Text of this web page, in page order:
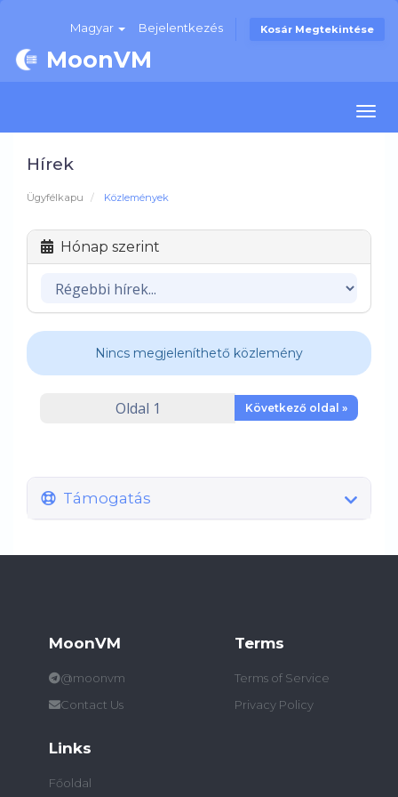
Magyar Bejelentkezés Kosár Megtekintése
MoonVM
Hírek
Ügyfélkapu Közlemények
Hónap szerint
Nincs megjeleníthető közlemény
Következő oldal »
Támogatás
MoonVM
@moonvm
Contact Us
Terms
Terms of Service
Privacy Policy
Links
Főoldal